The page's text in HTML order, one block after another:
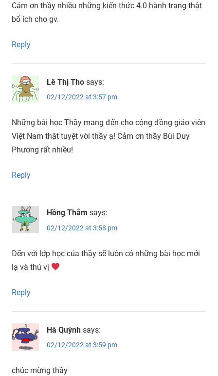
Cảm ơn thầy nhiều những kiến thức 4.0 hành trang thật
bổ ích cho gv.
Reply
Lê Thị Tho says:
02/12/2022 at 3:57 pm
Những bài học Thầy mang đến cho cộng đồng giáo viên
Việt Nam thật tuyệt vời thầy ạ! Cảm ơn thầy Bùi Duy
Phương rất nhiều!
Reply
Hồng Thắm says:
02/12/2022 at 3:58 pm
Đến với lớp học của thầy sẽ luôn có những bài học mới
lạ và thú vị
Reply
Hà Quỳnh says:
02/12/2022 at 3:59 pm
chúc mừng thầy